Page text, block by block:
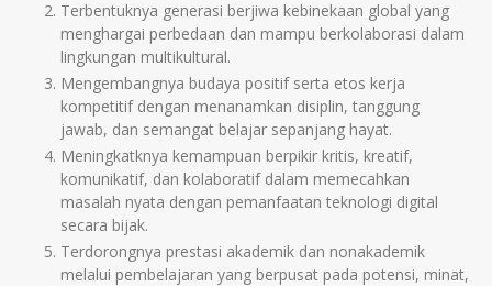
Terbentuknya generasi berjiwa kebinekaan global yang
menghargai perbedaan dan mampu berkolaborasi dalam
lingkungan multikultural.
Mengembangnya budaya positif serta etos kerja
kompetitif dengan menanamkan disiplin, tanggung
jawab, dan semangat belajar sepanjang hayat.
Meningkatknya kemampuan berpikir kritis, kreatif,
komunikatif, dan kolaboratif dalam memecahkan
masalah nyata dengan pemanfaatan teknologi digital
secara bijak.
Terdorongnya prestasi akademik dan nonakademik
melalui pembelajaran yang berpusat pada potensi, minat,